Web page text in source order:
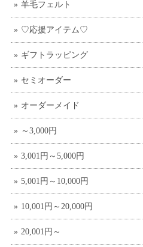
羊毛フェルト
♡応援アイテム♡
ギフトラッピング
セミオーダー
オーダーメイド
～3,000円
3,001円～5,000円
5,001円～10,000円
10,001円～20,000円
20,001円～